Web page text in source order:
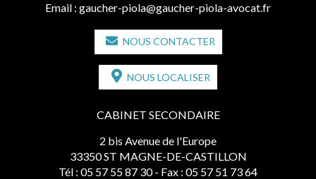
Email : gaucher-piola@gaucher-piola-avocat.fr
NOUS CONTACTER
NOUS LOCALISER
CABINET SECONDAIRE
2 bis Avenue de l'Europe
33350 ST MAGNE-DE-CASTILLON
Tél : 05 57 55 87 30 - Fax : 05 57 51 73 64